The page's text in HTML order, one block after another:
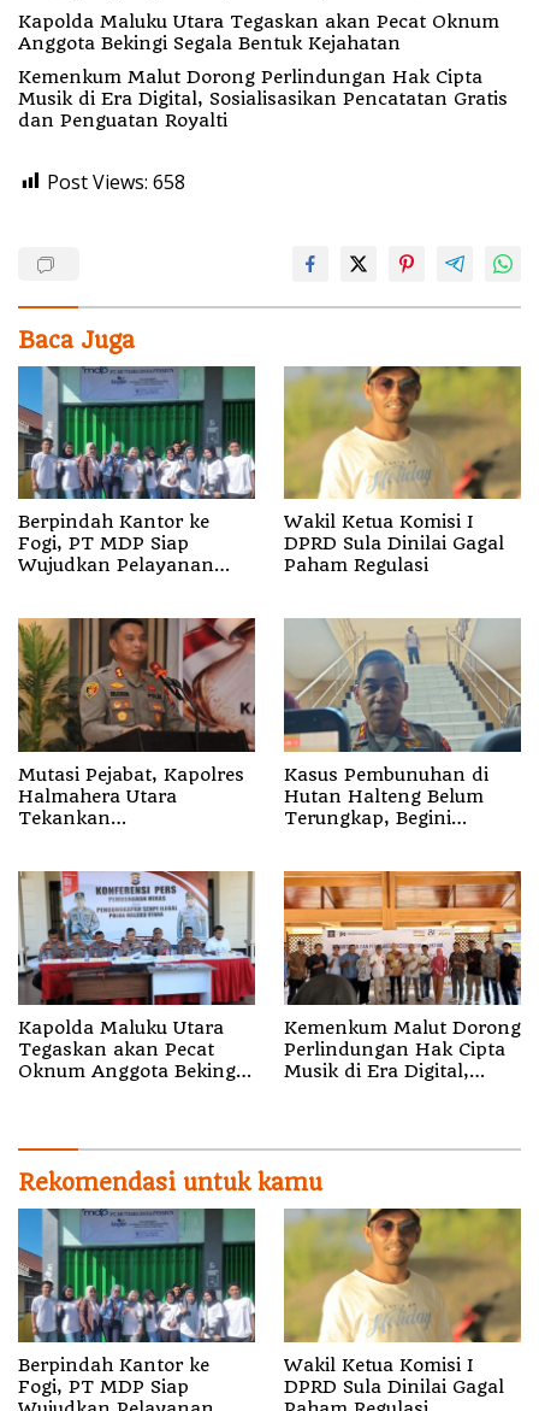
Kapolda Maluku Utara Tegaskan akan Pecat Oknum
Anggota Bekingi Segala Bentuk Kejahatan
Kemenkum Malut Dorong Perlindungan Hak Cipta
Musik di Era Digital, Sosialisasikan Pencatatan Gratis
dan Penguatan Royalti
Post Views: 658
Baca Juga
Berpindah Kantor ke
Fogi, PT MDP Siap
Wujudkan Pelayanan
Wakil Ketua Komisi I
DPRD Sula Dinilai Gagal
Paham Regulasi
Mutasi Pejabat, Kapolres
Halmahera Utara
Tekankan
Kasus Pembunuhan di
Hutan Halteng Belum
Terungkap, Begini
Kapolda Maluku Utara
Tegaskan akan Pecat
Oknum Anggota Bekingi
Kemenkum Malut Dorong
Perlindungan Hak Cipta
Musik di Era Digital,
Rekomendasi untuk kamu
Berpindah Kantor ke
Fogi, PT MDP Siap
Wakil Ketua Komisi I
DPRD Sula Dinilai Gagal